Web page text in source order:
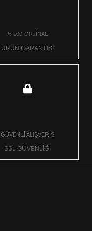
% 100 ORJİNAL
ÜRÜN GARANTİSİ
GÜVENLİ ALIŞVERİŞ
SSL GÜVENLİĞİ